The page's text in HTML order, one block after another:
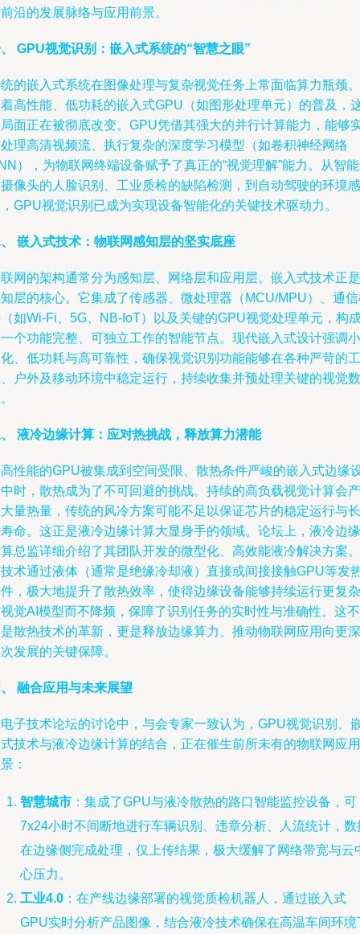
沿的发展脉络与应用前景。
GPU视觉识别：嵌入式系统的“智慧之眼”
的嵌入式系统在图像处理与复杂视觉任务上常面临算力瓶颈。
高性能、低功耗的嵌入式GPU（如图形处理单元）的普及，
面正在被彻底改变。GPU凭借其强大的并行计算能力，能够
理高清视频流、执行复杂的深度学习模型（如卷积神经网络
），为物联网终端设备赋予了真正的“视觉理解”能力。从智
像头的人脸识别、工业质检的缺陷检测，到自动驾驶的环境感
GPU视觉识别已成为实现设备智能化的关键技术驱动力。
嵌入式技术：物联网感知层的坚实底座
网的架构通常分为感知层、网络层和应用层。嵌入式技术正是
层的核心。它集成了传感器、微处理器（MCU/MPU）、通
如Wi-Fi、5G、NB-IoT）以及关键的GPU视觉处理单元，构
个功能完整、可独立工作的智能节点。现代嵌入式设计强调小
、低功耗与高可靠性，确保视觉识别功能能够在各种严苛的工
户外及移动环境中稳定运行，持续收集并预处理关键的视觉数
液冷边缘计算：应对热挑战，释放算力潜能
性能的GPU被集成到空间受限、散热条件严峻的嵌入式边缘
时，散热成为了不可回避的挑战。持续的高负载视觉计算会产
量热量，传统的风冷方案可能不足以保证芯片的稳定运行与长
命。这正是液冷边缘计算大显身手的领域。论坛上，液冷边缘
总监详细介绍了其团队开发的微型化、高效能液冷解决方案。
术通过液体（通常是绝缘冷却液）直接或间接接触GPU等发
，极大地提升了散热效率，使得边缘设备能够持续运行更复杂
觉AI模型而不降频，保障了识别任务的实时性与准确性。这不
散热技术的革新，更是释放边缘算力、推动物联网应用向更深
发展的关键保障。
融合应用与未来展望
子技术论坛的讨论中，与会专家一致认为，GPU视觉识别、
技术与液冷边缘计算的结合，正在催生前所未有的物联网应用
：
智慧城市 ：集成了GPU与液冷散热的路口智能监控设备，可
7x24小时不间断地进行车辆识别、违章分析、人流统计，数
在边缘侧完成处理，仅上传结果，极大缓解了网络带宽与云
心压力。
工业4.0 ：在产线边缘部署的视觉质检机器人，通过嵌入式
GPU实时分析产品图像，结合液冷技术确保在高温车间环境